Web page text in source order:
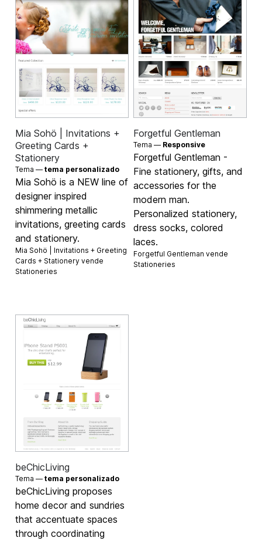
Mia Sohö | Invitations +
Greeting Cards +
Stationery
Tema —tema personalizado
Mia Sohö is a NEW line of
designer inspired
shimmering metallic
invitations, greeting cards
and stationery.
Mia Sohö | Invitations + Greeting
Cards + Stationery vende
Stationeries
Forgetful Gentleman
Tema — Responsive
Forgetful Gentleman -
Fine stationery, gifts, and
accessories for the
modern man.
Personalized stationery,
dress socks, colored
laces.
Forgetful Gentleman vende
Stationeries
beChicLiving
Tema —tema personalizado
beChicLiving proposes
home decor and sundries
that accentuate spaces
through coordinating